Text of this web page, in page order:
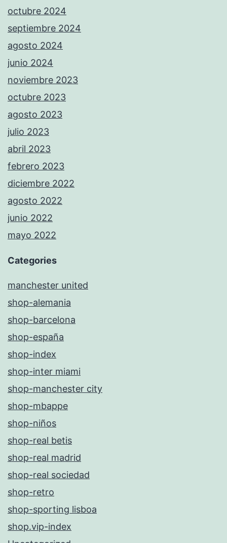
octubre 2024
septiembre 2024
agosto 2024
junio 2024
noviembre 2023
octubre 2023
agosto 2023
julio 2023
abril 2023
febrero 2023
diciembre 2022
agosto 2022
junio 2022
mayo 2022
Categories
manchester united
shop-alemania
shop-barcelona
shop-españa
shop-index
shop-inter miami
shop-manchester city
shop-mbappe
shop-niños
shop-real betis
shop-real madrid
shop-real sociedad
shop-retro
shop-sporting lisboa
shop.vip-index